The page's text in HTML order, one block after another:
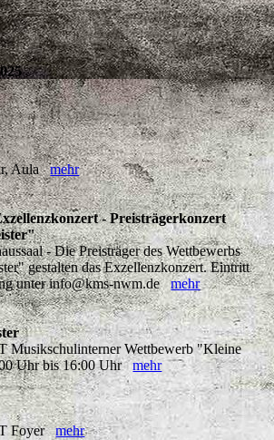
Aulamehr
- Preisträgerkonzert
- Die Preisträger des Wettbewerbs
gestalten das Exzellenzkonzert. Eintritt
unter info@kms-nwm.demehr
Musikschulinterner Wettbewerb "Kleine
Uhr bis 16:00 Uhrmehr
Foyermehr